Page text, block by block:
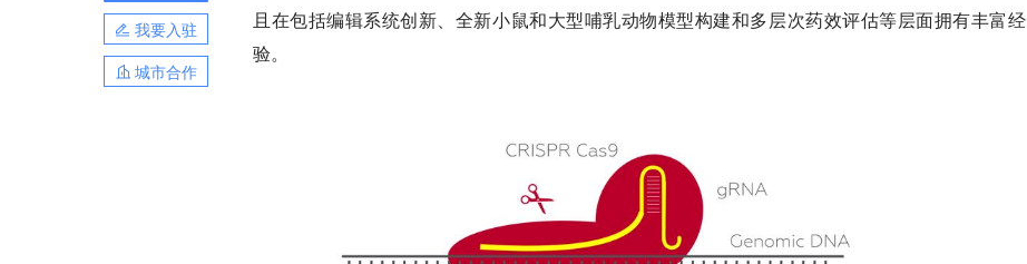
我要入驻
城市合作
且在包括编辑系统创新、全新小鼠和大型哺乳动物模型构建和多层次药效评估等层面拥有丰富经
验。